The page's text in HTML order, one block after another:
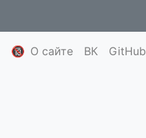
🔞 О сайте ВК GitHub